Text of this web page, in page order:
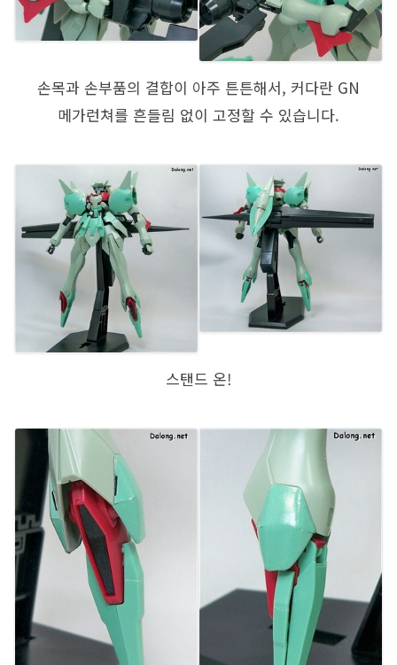
손목과 손부품의 결합이 아주 튼튼해서, 커다란 GN
메가런쳐를 흔들림 없이 고정할 수 있습니다.
스탠드 온!